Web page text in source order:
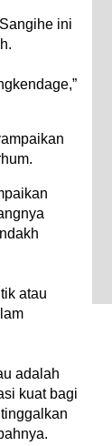
ini
atau
adalah
kuat bagi